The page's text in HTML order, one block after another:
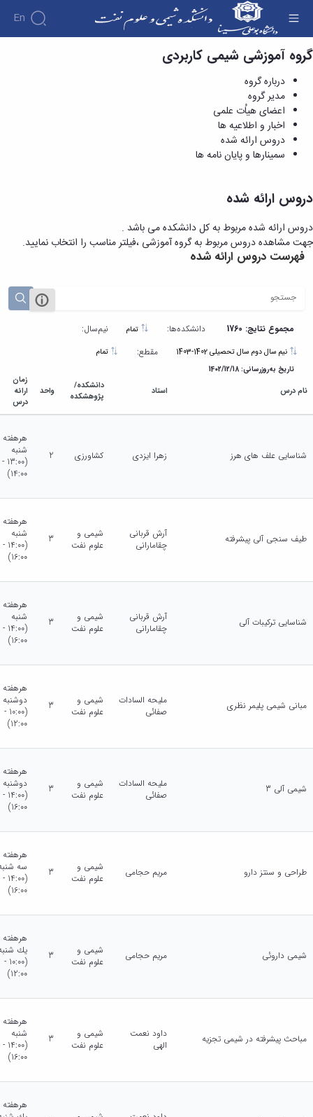
En
دروس ارائه شده - دانشکده شیمی و علوم نفت
گروه آموزشی شیمی کاربردی
درباره گروه
مدیر گروه
اعضای هیاُت علمی
اخبار و اطلاعیه ها
دروس ارائه شده
سمینارها و پایان نامه ها
دروس ارائه شده
دروس ارائه شده مربوط به کل دانشکده می باشد .
جهت مشاهده دروس مربوط به گروه آموزشی ،فیلتر مناسب را انتخاب نمایید.
فهرست دروس ارائه شده
مجموع نتایج: 1760 دانشکده‌ها: نیم‌سال:
مقطع: تمام
تاریخ به‌روزرسانی: 1402/12/18
نام درس استاد
دانشکده/
پژوهشکده
واحد
زمان
ارائه
درس
شناسایی علف های هرز زهرا ایزدی کشاورزی 2
هرهفته
شنبه
(13:00 -
14:00)
طیف سنجی آلی پیشرفته
آرش قربانی
چقامارانی
شیمی و
علوم نفت
3
هرهفته
شنبه
(14:00 -
16:00)
شناسایی ترکیبات آلی
آرش قربانی
چقامارانی
شیمی و
علوم نفت
3
هرهفته
شنبه
(14:00 -
16:00)
مبانی شیمی پلیمر نظری
ملیحه السادات
صفائی
شیمی و
علوم نفت
3
هرهفته
دوشنبه
(10:00 -
12:00)
شیمی آلی 3
ملیحه السادات
صفائی
شیمی و
علوم نفت
3
هرهفته
دوشنبه
(14:00 -
16:00)
طراحی و سنتز دارو مریم حجامی
شیمی و
علوم نفت
3
هرهفته
سه
(14:00 -
16:00)
شیمی داروئی مریم حجامی
شیمی و
علوم نفت
3
هرهفته
يك
(10:00 -
12:00)
مباحث پیشرفته در شیمی تجزیه
داود نعمت
الهی
شیمی و
علوم نفت
3
هرهفته
شنبه
(14:00 -
16:00)
هرهفته